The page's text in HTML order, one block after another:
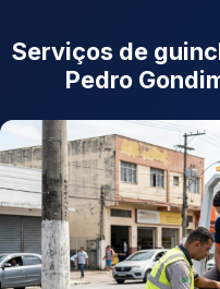
Serviços de
Pedro